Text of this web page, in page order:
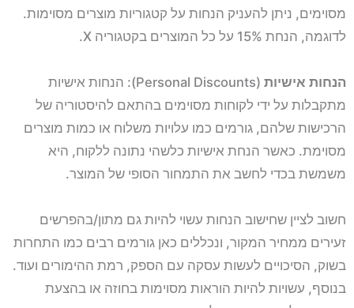
מסוימים, ניתן להעניק הנחות על קטגוריות מוצרים מסוימות.
לדוגמה, הנחת 15% על כל המוצרים בקטגוריה X.
הנחות אישיות
(Personal Discounts): הנחות אישיות
מתקבלות על ידי לקוחות מסוימים בהתאם להיסטוריה של
הרכישות שלהם, גורמים כמו עלויות משלוח או כמות מוצרים
מסוימת. כאשר הנחת אישיות כלשהי נתונה ללקוח, היא
משמשת בכדי לחשב את התמחור הסופי של המוצר.
חשוב לציין שחישוב הנחות עשוי להיות גם מתון/בהפרשים
זעירים ממחיר המקור, ונכללים כאן גורמים רבים כמו התחרות
בשוק, הסיכויים לעשות עסקה עם הספק, רמת ההימורים ועוד.
בנוסף, עשויות להיות הוראות מסוימות בחוזה או בהצעת